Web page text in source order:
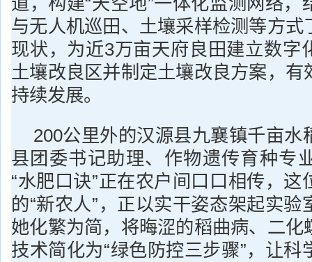
与无人机巡田、土壤采样检测等方式
现状，为近3万亩天府良田建立数字
土壤改良区并制定土壤改良方案，有
持续发展。
200公里外的汉源县九襄镇千亩水
县团委书记助理、作物遗传育种专
“水肥口诀”正在农户间口口相传，这
的“新农人”，正以实干姿态架起实验
她化繁为简，将晦涩的稻曲病、二化
技术简化为“绿色防控三步骤”，让科